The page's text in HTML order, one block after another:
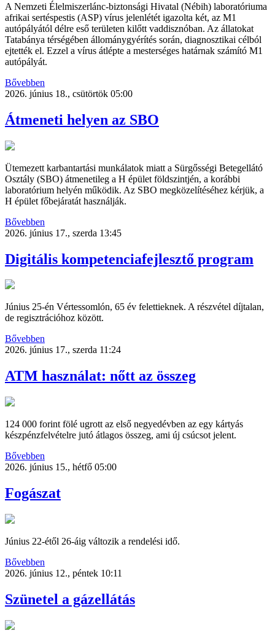
A Nemzeti Élelmiszerlánc-biztonsági Hivatal (Nébih) laboratóriuma
afrikai sertéspestis (ASP) vírus jelenlétét igazolta két, az M1
autópályától délre eső területen kilőtt vaddisznóban. Az állatokat
Tatabánya térségében állománygyérítés során, diagnosztikai célból
ejtették el. Ezzel a vírus átlépte a mesterséges határnak számító M1
autópályát.
Bővebben
2026. június 18., csütörtök 05:00
Átmeneti helyen az SBO
Ütemezett karbantartási munkálatok miatt a Sürgősségi Betegellátó
Osztály (SBO) átmenetileg a H épület földszintjén, a korábbi
laboratórium helyén működik. Az SBO megközelítéséhez kérjük, a
H épület főbejáratát használják.
Bővebben
2026. június 17., szerda 13:45
Digitális kompetenciafejlesztő program
Június 25-én Vértessomlón, 65 év felettieknek. A részvétel díjtalan,
de regisztrációhoz között.
Bővebben
2026. június 17., szerda 11:24
ATM használat: nőtt az összeg
124 000 forint fölé ugrott az első negyedévben az egy kártyás
készpénzfelvételre jutó átlagos összeg, ami új csúcsot jelent.
Bővebben
2026. június 15., hétfő 05:00
Fogászat
Június 22-étől 26-áig változik a rendelési idő.
Bővebben
2026. június 12., péntek 10:11
Szünetel a gázellátás